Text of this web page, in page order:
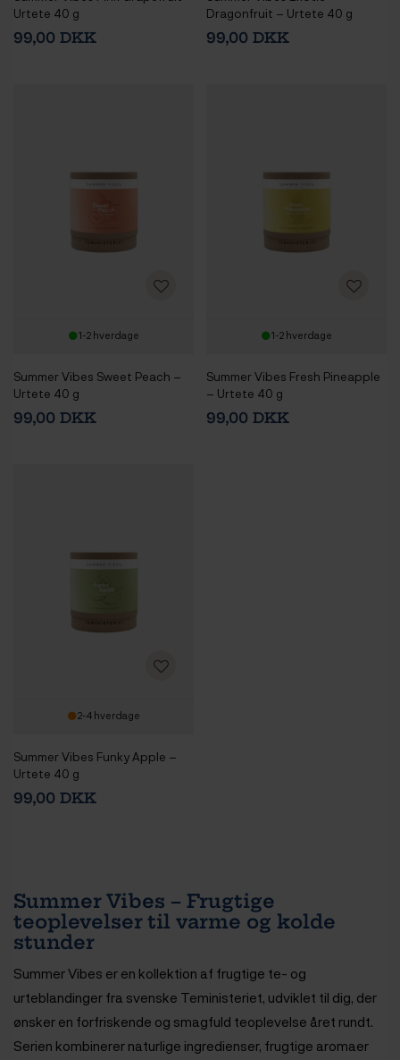
Urtete 40 g
99,00 DKK
Dragonfruit – Urtete 40 g
99,00 DKK
1-2 hverdage
Summer Vibes Sweet Peach –
Urtete 40 g
99,00 DKK
1-2 hverdage
Summer Vibes Fresh Pineapple
– Urtete 40 g
99,00 DKK
2-4 hverdage
Summer Vibes Funky Apple –
Urtete 40 g
99,00 DKK
Summer Vibes – Frugtige
teoplevelser til varme og kolde
stunder
Summer Vibes er en kollektion af frugtige te- og
urteblandinger fra svenske Teministeriet, udviklet til dig, der
ønsker en forfriskende og smagfuld teoplevelse året rundt.
Serien kombinerer naturlige ingredienser, frugtige aromaer